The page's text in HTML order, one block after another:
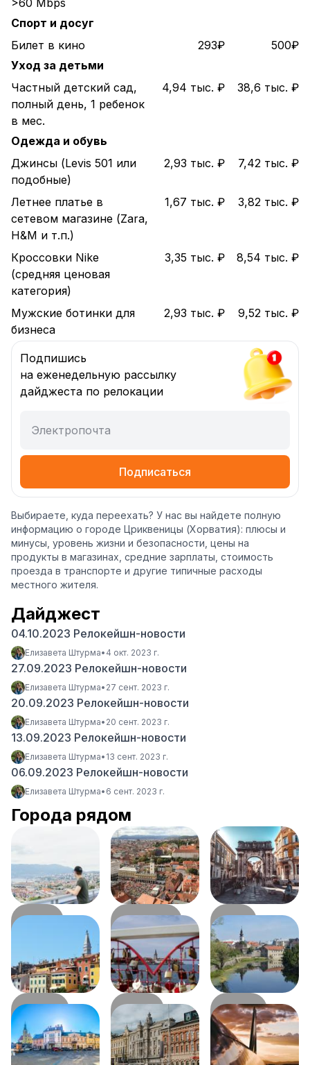
>60 Mbps
Спорт и досуг
Билет в кино
293₽
500₽
Уход за детьми
Частный детский сад,
полный день, 1 ребенок
в мес.
4,94 тыс. ₽ 38,6 тыс. ₽
Одежда и обувь
Джинсы (Levis 501 или
подобные)
2,93 тыс. ₽ 7,42 тыс. ₽
Летнее платье в
сетевом магазине (Zara,
H&M и т.п.)
1,67 тыс. ₽ 3,82 тыс. ₽
Кроссовки Nike
(средняя ценовая
категория)
3,35 тыс. ₽ 8,54 тыс. ₽
Мужские ботинки для
бизнеса
2,93 тыс. ₽ 9,52 тыс. ₽
Подпишись
на еженедельную рассылку
дайджеста по релокации
Электропочта
Подписаться
Выбираете, куда переехать? У нас вы найдете полную
информацию о городе Цриквеницы (Хорватия): плюсы и
минусы, уровень жизни и безопасности, цены на
продукты в магазинах, средние зарплаты, стоимость
проезда в транспорте и другие типичные расходы
местного жителя.
Дайджест
04.10.2023 Релокейшн-новости
Елизавета Штурма• 4 окт. 2023 г.
27.09.2023 Релокейшн-новости
Елизавета Штурма• 27 сент. 2023 г.
20.09.2023 Релокейшн-новости
Елизавета Штурма• 20 сент. 2023 г.
13.09.2023 Релокейшн-новости
Елизавета Штурма• 13 сент. 2023 г.
06.09.2023 Релокейшн-новости
Елизавета Штурма• 6 сент. 2023 г.
Города рядом
75км
Пула
км
Ровинь
84
Пореч
87км
Госпич
88км